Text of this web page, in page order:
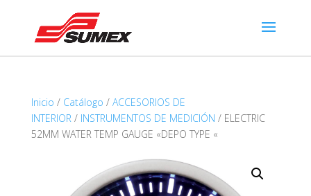
Inicio / Catálogo / ACCESORIOS DE
INTERIOR/ INSTRUMENTOS DE MEDICIÓN / ELECTRIC
52MM WATER TEMP GAUGE «DEPO TYPE «